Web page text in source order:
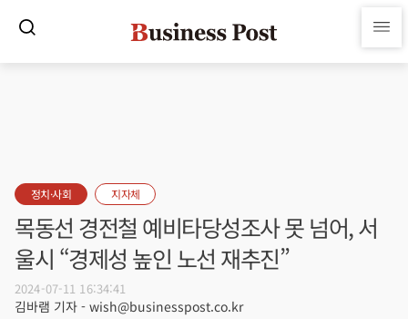
정치·사회 지자체
목동선 경전철 예비타당성조사 못 넘어, 서
울시 “경제성 높인 노선 재추진”
2024-07-11 16:34:41
김바램 기자 - wish@businesspost.co.kr